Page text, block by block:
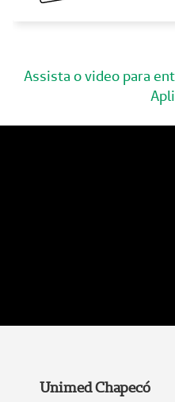
Assista o video para
Unimed Chapecó